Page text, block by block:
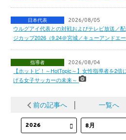
日本代表 2026/08/05
ウルグアイ代表との対戦およびテレビ放送／
ジカップ2026（9.24＠宮城／キューアンドエ
指導者 2026/08/04
【ホットピ！～HotTopic～】女性指導者を2
げる女子サッカーの未来～
前の記事へ 一覧へ